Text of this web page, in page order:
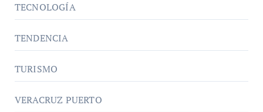
TECNOLOGÍA
TENDENCIA
TURISMO
VERACRUZ PUERTO